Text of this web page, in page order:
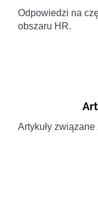
Odpowiedzi na
obszaru HR.
Artykuły